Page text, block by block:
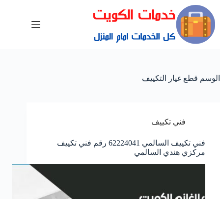
الوسم قطع غيار التكييف
فني تكييف
فني تكييف السالمي 62224041 رقم فني تكييف
مركزي هندي السالمي